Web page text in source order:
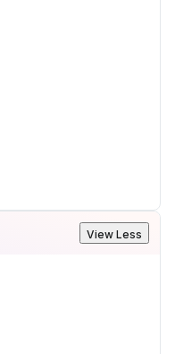
View Less